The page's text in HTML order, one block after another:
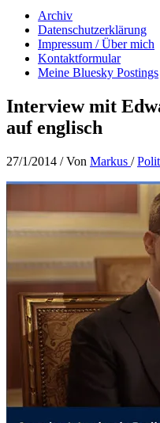
Archiv
Datenschutzerklärung
Impressum / Über mich
Kontaktformular
Meine Bluesky Postings
Interview mit
auf englisch
27/1/2014 / Von Markus /